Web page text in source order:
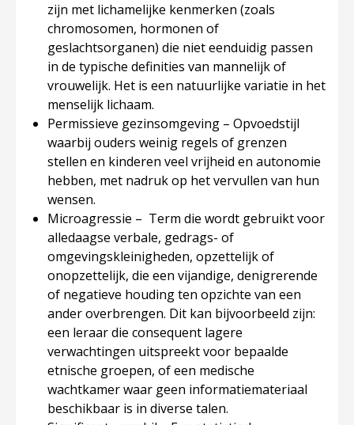
zijn met lichamelijke kenmerken (zoals
chromosomen, hormonen of
geslachtsorganen) die niet eenduidig passen
in de typische definities van mannelijk of
vrouwelijk. Het is een natuurlijke variatie in het
menselijk lichaam.
Permissieve gezinsomgeving – Opvoedstijl
waarbij ouders weinig regels of grenzen
stellen en kinderen veel vrijheid en autonomie
hebben, met nadruk op het vervullen van hun
wensen.
Microagressie – Term die wordt gebruikt voor
alledaagse verbale, gedrags- of
omgevingskleinigheden, opzettelijk of
onopzettelijk, die een vijandige, denigrerende
of negatieve houding ten opzichte van een
ander overbrengen. Dit kan bijvoorbeeld zijn:
een leraar die consequent lagere
verwachtingen uitspreekt voor bepaalde
etnische groepen, of een medische
wachtkamer waar geen informatiemateriaal
beschikbaar is in diverse talen.